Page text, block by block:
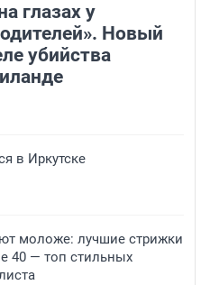
глазах у
Новый
убийства
в Иркутске
моложе: лучшие стрижки
40 — топ стильных